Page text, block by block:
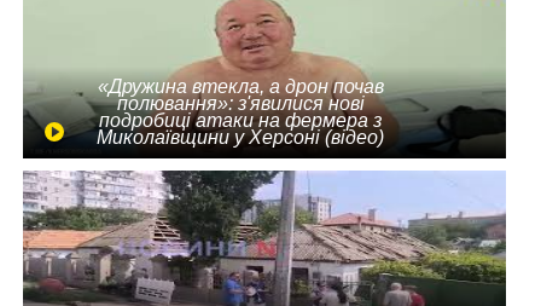
«Дружина втекла, а дрон почав
полювання»: з'явилися нові
подробиці атаки на фермера з
Миколаївщини у Херсоні (відео)